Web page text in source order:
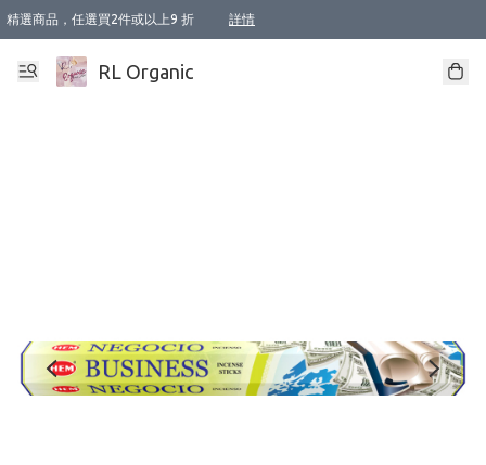
精選商品，任選買2件或以上9 折 詳情
XI周年優惠【新品自由選2件88折/3件85折】
XI周年優惠【Chakra 脈輪平衡自由選2件9折/3件85折/5件8折】
Florame 肌底自由選 2支9折 3支85折
XI周年優惠【蟲蟲退散 · 防衛結界﹞系列2件9折】
Sunki 任選2件95折
BIOFFICINA TOSCANA 任選2支9折 3支85折
Lamav 任選1件9折 2件85折
Mukti Organics 指定產品任選1件9折, 2件88折 3件85折
Intelligent Nutrients Skincare 任選2件9折
deodorant 任選2件88折
化妝品 任選2件95折
XI周年優惠【身心靈單品 任選2件9折/3件85折/5件8折】
XI周年優惠 【精油/香水 任選2件9折/3件85折/5件8折】
XI周年優惠【「關節到肌膚」全效養護 BODY OIL 組2件88折/3件85折】
XI周年優惠【夏日有機物理防曬套裝2件88折】
XI周年優惠【夏日潔面隨意選2件88折/3件85折】
XI周年優惠【逆齡奇蹟抗氧 11 自由選2件88折/3件85折/4件或以上8折】
新會員首次購物即享全單 95 折優惠！
成為VIP / VVIP 可享有生日月現金扣減獎賞優惠 !! 記得去賬户資料填上生日日期啦 !
選用順豐速運，滿$500 免運費
本地速遞 京東 送住宅/ 工商地址 $400 免運費
澳門訂單選用順豐速運，滿$800 免運費
RL Organic